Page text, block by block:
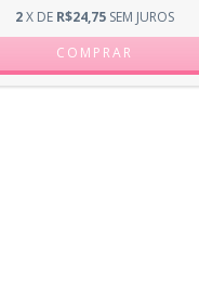
2X DE R$24,75 SEM JUROS